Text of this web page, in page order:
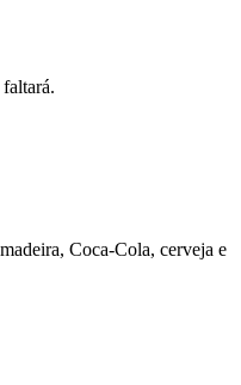
Coca-Cola, cerveja e